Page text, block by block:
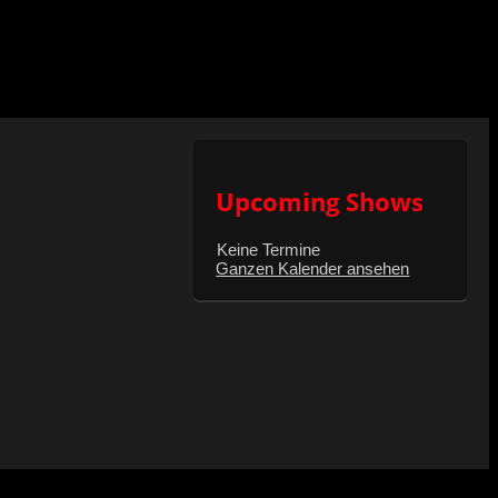
Upcoming Shows
Keine Termine
Ganzen Kalender ansehen